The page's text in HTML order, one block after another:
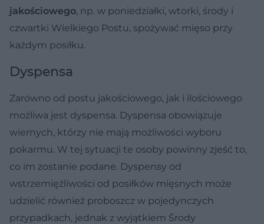
jakościowego, np. w poniedziałki, wtorki, środy i
czwartki Wielkiego Postu, spożywać mięso przy
każdym posiłku.
Dyspensa
Zarówno od postu jakościowego, jak i ilościowego
możliwa jest dyspensa. Dyspensa obowiązuje
wiernych, którzy nie mają możliwości wyboru
pokarmu. W tej sytuacji te osoby powinny zjeść to,
co im zostanie podane. Dyspensy od
wstrzemięźliwości od posiłków mięsnych może
udzielić również proboszcz w pojedynczych
przypadkach, jednak z wyjątkiem Środy